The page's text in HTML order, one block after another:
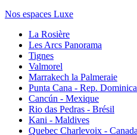
Nos espaces Luxe
La Rosière
Les Arcs Panorama
Tignes
Valmorel
Marrakech la Palmeraie
Punta Cana - Rep.
Cancún - Mexique
Rio das Pedras - Brésil
Kani - Maldives
Quebec Charlevoix - Canada